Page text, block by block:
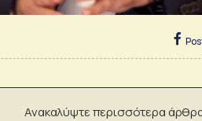
Ανακαλύψτε περισσότερα